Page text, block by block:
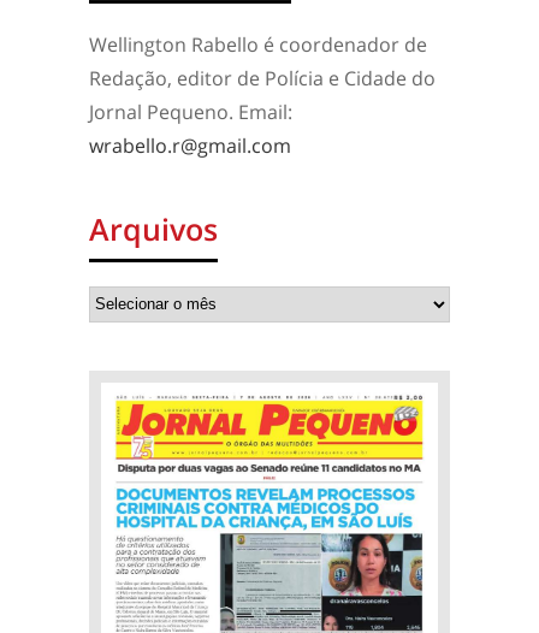
Wellington Rabello é coordenador de
Redação, editor de Polícia e Cidade do
Jornal Pequeno. Email:
wrabello.r@gmail.com
Arquivos